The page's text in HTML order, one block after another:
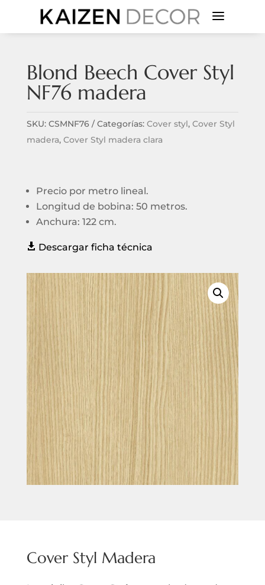
a
Blond Beech Cover Styl
NF76 madera
SKU: CSMNF76 Categorías: Cover styl, Cover Styl
madera, Cover Styl madera clara
Precio por metro lineal.
Longitud de bobina: 50 metros.
Anchura: 122 cm.
 Descargar ficha técnica
Cover Styl Madera